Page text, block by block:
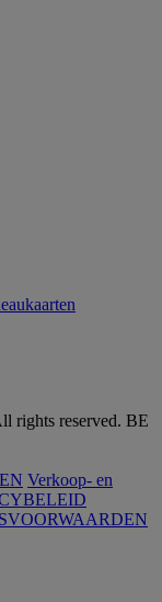
rights reserved. BE
Verkoop- en